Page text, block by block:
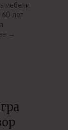
мебели
лет.
→